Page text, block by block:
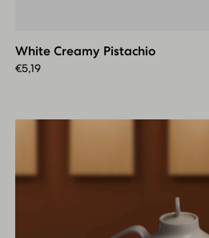
White Creamy Pistachio
€5,19